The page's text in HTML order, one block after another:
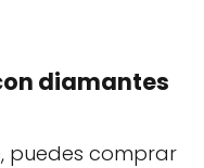
diamantes
puedes comprar